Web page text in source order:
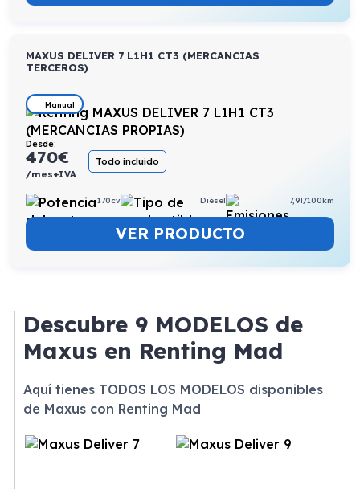
MAXUS DELIVER 7 L1H1 CT3 (MERCANCIAS
TERCEROS)
Manual
Desde:
470€
/mes+IVA
Todo incluido
170cv Diésel 7,9l/100km
VER PRODUCTO
Descubre 9 MODELOS de
Maxus en Renting Mad
Aquí tienes TODOS LOS MODELOS disponibles
de Maxus con Renting Mad